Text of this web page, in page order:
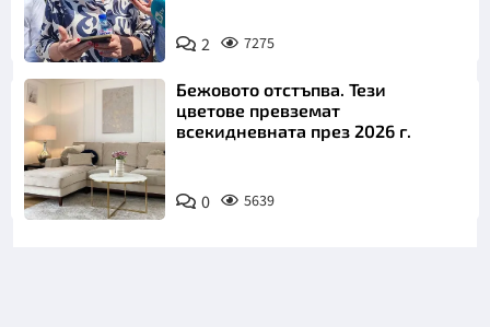
Снимка: БТА 2 7275
Бежовото отстъпва. Тези
цветове превземат
всекидневната през 2026 г.
0 5639